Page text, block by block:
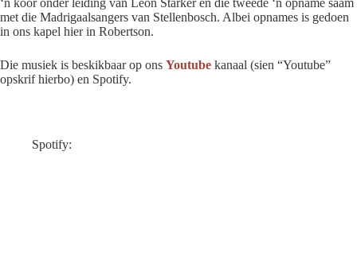
met die Madrigaalsangers van Stellenbosch. Albei opnames is gedoen
in ons kapel hier in Robertson.
Die musiek is beskikbaar op ons Youtube kanaal (sien “Youtube”
opskrif hierbo) en Spotify.
Spotify: